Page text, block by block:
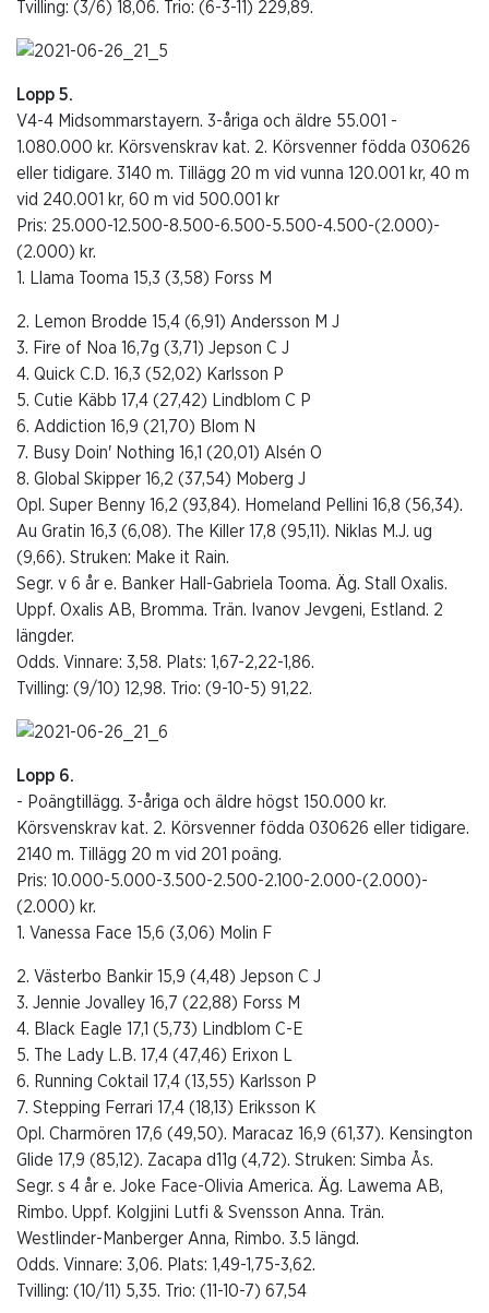
Tvilling: (3/6) 18,06. Trio: (6-3-11) 229,89.
Lopp 5.
V4-4 Midsommarstayern. 3-åriga och äldre 55.001 -
1.080.000 kr. Körsvenskrav kat. 2. Körsvenner födda 030626
eller tidigare. 3140 m. Tillägg 20 m vid vunna 120.001 kr, 40 m
vid 240.001 kr, 60 m vid 500.001 kr
Pris: 25.000-12.500-8.500-6.500-5.500-4.500-(2.000)-
(2.000) kr.
1. Llama Tooma 15,3 (3,58) Forss M
2. Lemon Brodde 15,4 (6,91) Andersson M J
3. Fire of Noa 16,7g (3,71) Jepson C J
4. Quick C.D. 16,3 (52,02) Karlsson P
5. Cutie Käbb 17,4 (27,42) Lindblom C P
6. Addiction 16,9 (21,70) Blom N
7. Busy Doin' Nothing 16,1 (20,01) Alsén O
8. Global Skipper 16,2 (37,54) Moberg J
Opl. Super Benny 16,2 (93,84). Homeland Pellini 16,8 (56,34).
Au Gratin 16,3 (6,08). The Killer 17,8 (95,11). Niklas M.J. ug
(9,66). Struken: Make it Rain.
Segr. v 6 år e. Banker Hall-Gabriela Tooma. Äg. Stall Oxalis.
Uppf. Oxalis AB, Bromma. Trän. Ivanov Jevgeni, Estland. 2
längder.
Odds. Vinnare: 3,58. Plats: 1,67-2,22-1,86.
Tvilling: (9/10) 12,98. Trio: (9-10-5) 91,22.
Lopp 6.
- Poängtillägg. 3-åriga och äldre högst 150.000 kr.
Körsvenskrav kat. 2. Körsvenner födda 030626 eller tidigare.
2140 m. Tillägg 20 m vid 201 poäng.
Pris: 10.000-5.000-3.500-2.500-2.100-2.000-(2.000)-
(2.000) kr.
1. Vanessa Face 15,6 (3,06) Molin F
2. Västerbo Bankir 15,9 (4,48) Jepson C J
3. Jennie Jovalley 16,7 (22,88) Forss M
4. Black Eagle 17,1 (5,73) Lindblom C-E
5. The Lady L.B. 17,4 (47,46) Erixon L
6. Running Coktail 17,4 (13,55) Karlsson P
7. Stepping Ferrari 17,4 (18,13) Eriksson K
Opl. Charmören 17,6 (49,50). Maracaz 16,9 (61,37). Kensington
Glide 17,9 (85,12). Zacapa d11g (4,72). Struken: Simba Ås.
Segr. s 4 år e. Joke Face-Olivia America. Äg. Lawema AB,
Rimbo. Uppf. Kolgjini Lutfi & Svensson Anna. Trän.
Westlinder-Manberger Anna, Rimbo. 3.5 längd.
Odds. Vinnare: 3,06. Plats: 1,49-1,75-3,62.
Tvilling: (10/11) 5,35. Trio: (11-10-7) 67,54